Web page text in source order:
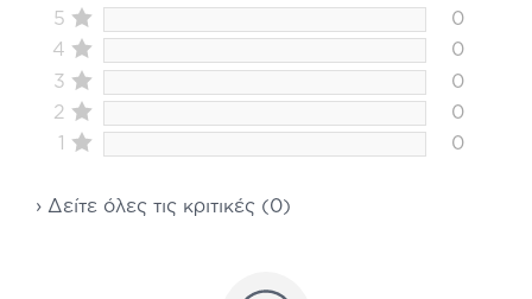
5
0
4
0
3
0
2
0
1
0
› Δείτε όλες τις κριτικές (0)